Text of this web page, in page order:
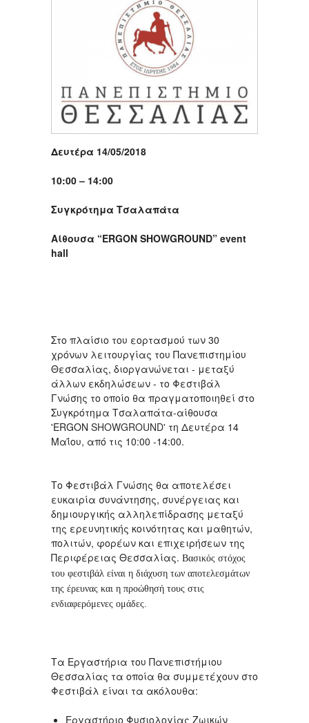
Δευτέρα 14/05/2018
10:00 – 14:00
Συγκρότημα Τσαλαπάτα
Αίθουσα “ERGON SHOWGROUND” event
hall
Στο πλαίσιο του εορτασμού των 30
χρόνων λειτουργίας του Πανεπιστημίου
Θεσσαλίας, διοργανώνεται - μεταξύ
άλλων εκδηλώσεων - το Φεστιβάλ
Γνώσης το οποίο θα πραγματοποιηθεί στο
Συγκρότημα Τσαλαπάτα-αίθουσα
'ERGON SHOWGROUND' τη Δευτέρα 14
Μαΐου, από τις 10:00 -14:00.
Το Φεστιβάλ Γνώσης θα αποτελέσει
ευκαιρία συνάντησης, συνέργειας και
δημιουργικής αλληλεπίδρασης μεταξύ
της ερευνητικής κοινότητας και μαθητών,
πολιτών, φορέων και επιχειρήσεων της
Περιφέρειας Θεσσαλίας. Βασικός στόχος
του φεστιβάλ είναι η διάχυση των αποτελεσμάτων
της έρευνας και η προώθησή τους στις
ενδιαφερόμενες ομάδες.
Τα Εργαστήρια του Πανεπιστήμιου
Θεσσαλίας τα οποία θα συμμετέχουν στο
Φεστιβάλ είναι τα ακόλουθα:
Εργαστήριο Φυσιολογίας Ζωικών